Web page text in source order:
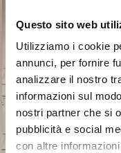
Questo sito web
Utilizziamo i cookie
annunci, per fornire
analizzare il nostro
informazioni sul
nostri partner che si
pubblicità e social
con altre